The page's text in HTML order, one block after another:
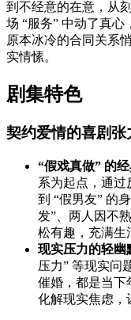
到不经意的在意，从
场 “服务” 中动了真心
原本冰冷的合同关系
实情愫。
剧集特色
契约爱情的喜剧张
“假戏真做” 的
系为起点，通
到 “假男友” 的
发”、两人因不
松有趣，充满生
现实压力的轻幽
压力” 等现实问
催婚，都是当下
化解现实焦虑，